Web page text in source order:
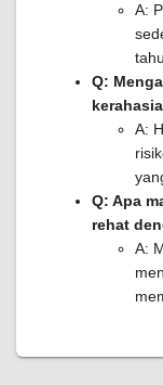
A:
Q:
A:
Q: Apa
rehat
A: